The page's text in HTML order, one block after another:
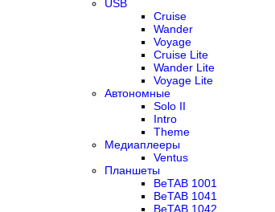
USB
Cruise
Wander
Voyage
Cruise Lite
Wander Lite
Voyage Lite
Автономные
Solo II
Intro
Theme
Медиаплееры
Ventus
Планшеты
BeTAB 1001
BeTAB 1041
BeTAB 1042